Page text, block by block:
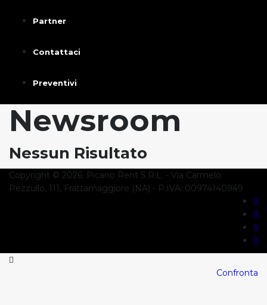
Partner
Contattaci
Preventivi
Newsroom
Nessun Risultato
Copyright © 2026. Picano Rent S.R.L. - Via Carmelo
Pezzullo, 111, Frattamaggiore (NA) - P.IVA: 00974140949
Confronta